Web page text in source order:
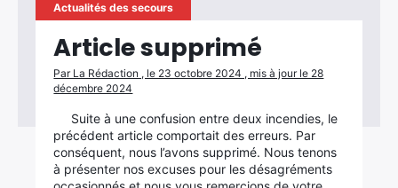
Actualités des secours
Article supprimé
Par La Rédaction , le 23 octobre 2024 , mis à jour le 28
décembre 2024
Suite à une confusion entre deux incendies, le
précédent article comportait des erreurs. Par
conséquent, nous l’avons supprimé. Nous tenons
à présenter nos excuses pour les désagréments